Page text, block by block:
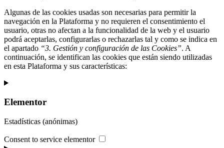
Algunas de las cookies usadas son necesarias para permitir la
navegación en la Plataforma y no requieren el consentimiento el
usuario, otras no afectan a la funcionalidad de la web y el usuario
podrá aceptarlas, configurarlas o rechazarlas tal y como se indica en
el apartado “3. Gestión y configuración de las Cookies”. A
continuación, se identifican las cookies que están siendo utilizadas
en esta Plataforma y sus características:
Elementor
Estadísticas (anónimas)
Consent to service elementor